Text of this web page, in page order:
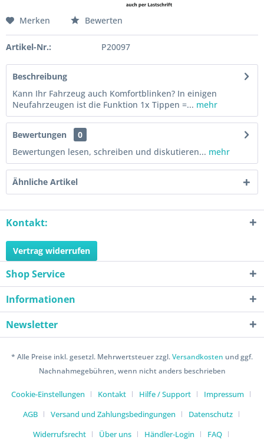
Merken Bewerten
Artikel-Nr.: P20097
Beschreibung
Kann Ihr Fahrzeug auch Komfortblinken? In einigen
Neufahrzeugen ist die Funktion 1x Tippen =... mehr
Bewertungen
0
Bewertungen lesen, schreiben und diskutieren... mehr
Ähnliche Artikel
Kontakt:
Vertrag widerrufen
Shop Service
Informationen
Newsletter
* Alle Preise inkl. gesetzl. Mehrwertsteuer zzgl.Versandkosten und ggf.
Nachnahmegebühren, wenn nicht anders beschrieben
Cookie-Einstellungen Kontakt Hilfe / Support
Impressum
AGB
Versand und Zahlungsbedingungen
Datenschutz
Widerrufsrecht
Über uns Händler-Login FAQ